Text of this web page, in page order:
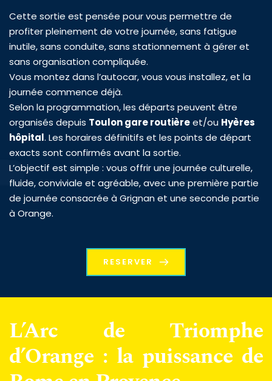
Cette sortie est pensée pour vous permettre de
profiter pleinement de votre journée, sans fatigue
inutile, sans conduite, sans stationnement à gérer et
sans organisation compliquée.
Vous montez dans l’autocar, vous vous installez, et la
journée commence déjà.
Selon la programmation, les départs peuvent être
organisés depuis Toulon gare routière et/ou Hyères
hôpital. Les horaires définitifs et les points de départ
exacts sont confirmés avant la sortie.
L’objectif est simple : vous offrir une journée culturelle,
fluide, conviviale et agréable, avec une première partie
de journée consacrée à Grignan et une seconde partie
à Orange.
RESERVER
L’Arc de Triomphe
d’Orange : la puissance de